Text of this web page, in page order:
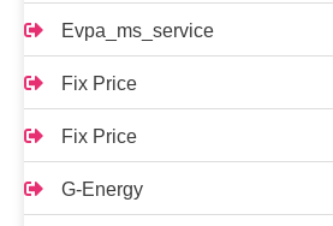
Evpa_ms_service
Fix Price
Fix Price
G-Energy